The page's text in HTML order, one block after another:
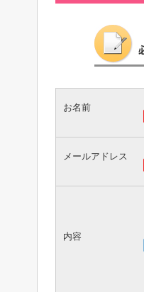
お名前
メールアドレス
内容